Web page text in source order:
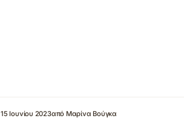
15 Ιουνίου 2023από Μαρίνα Βούγκα